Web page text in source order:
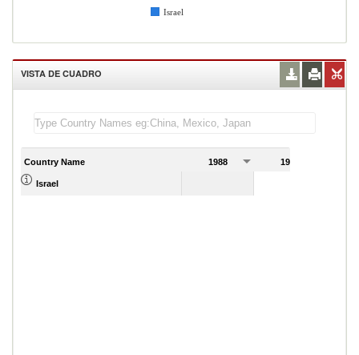
Israel
VISTA DE CUADRO
Country Name 1988 1989
Israel